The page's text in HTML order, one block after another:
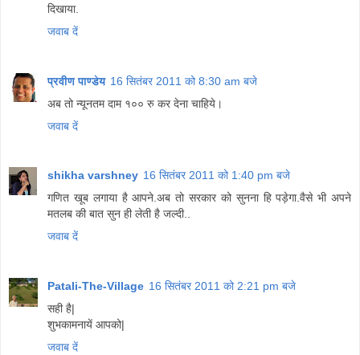
दिखाया.
जवाब दें
प्रवीण पाण्डेय 16 सितंबर 2011 को 8:30 am बजे
अब तो न्यूनतम दाम १०० रु कर देना चाहिये।
जवाब दें
shikha varshney 16 सितंबर 2011 को 1:40 pm बजे
गणित खूब लगाया है आपने.अब तो सरकार को सुनना हि पड़ेगा.वैसे भी अपने
मतलब की बात सुन ही लेती है जल्दी..
जवाब दें
Patali-The-Village 16 सितंबर 2011 को 2:21 pm बजे
सही है|
शुभकामनायें आपको|
जवाब दें